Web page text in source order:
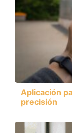
Aplicación
precisión